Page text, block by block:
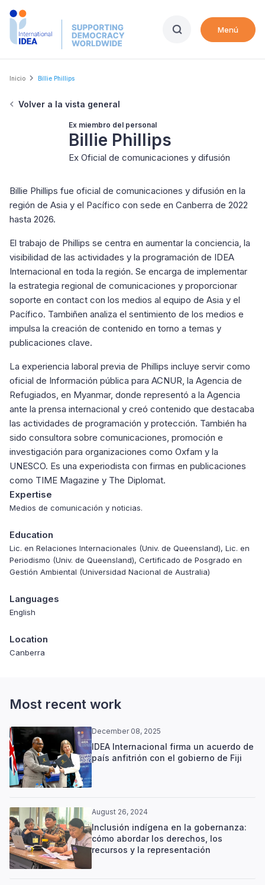
Skip
Menú
Breadcrumb
Inicio Billie Phillips
Volver a la vista general
Ex miembro del personal
Billie Phillips
Ex Oficial de comunicaciones y difusión
Billie Phillips fue oficial de comunicaciones y difusión en la
región de Asia y el Pacífico con sede en Canberra de 2022
hasta 2026.
El trabajo de Phillips se centra en aumentar la conciencia, la
visibilidad de las actividades y la programación de IDEA
Internacional en toda la región. Se encarga de implementar
la estrategia regional de comunicaciones y proporcionar
soporte en contact con los medios al equipo de Asia y el
Pacífico. Tambiñen analiza el sentimiento de los medios e
impulsa la creación de contenido en torno a temas y
publicaciones clave.
La experiencia laboral previa de Phillips incluye servir como
oficial de Información pública para ACNUR, la Agencia de
Refugiados, en Myanmar, donde representó a la Agencia
ante la prensa internacional y creó contenido que destacaba
las actividades de programación y protección. También ha
sido consultora sobre comunicaciones, promoción e
investigación para organizaciones como Oxfam y la
UNESCO. Es una experiodista con firmas en publicaciones
como TIME Magazine y The Diplomat.
Expertise
Medios de comunicación y noticias.
Education
Lic. en Relaciones Internacionales (Univ. de Queensland), Lic. en
Periodismo (Univ. de Queensland), Certificado de Posgrado en
Gestión Ambiental (Universidad Nacional de Australia)
Languages
English
Location
Canberra
Most recent work
December 08, 2025
IDEA Internacional firma un acuerdo de
país anfitrión con el gobierno de Fiji
August 26, 2024
Inclusión indígena en la gobernanza:
cómo abordar los derechos, los
recursos y la representación